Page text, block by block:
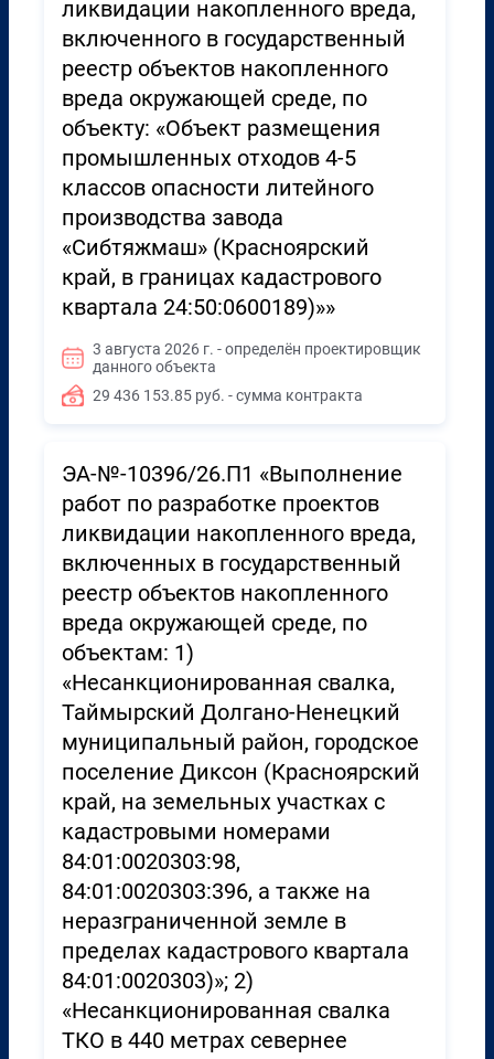
ликвидации накопленного вреда,
включенного в государственный
реестр объектов накопленного
вреда окружающей среде, по
объекту: «Объект размещения
промышленных отходов 4-5
классов опасности литейного
производства завода
«Сибтяжмаш» (Красноярский
край, в границах кадастрового
квартала 24:50:0600189)»»
3 августа 2026 г. - определён проектировщик
данного объекта
29 436 153.85 руб. - сумма контракта
ЭА-№-10396/26.П1 «Выполнение
работ по разработке проектов
ликвидации накопленного вреда,
включенных в государственный
реестр объектов накопленного
вреда окружающей среде, по
объектам: 1)
«Несанкционированная свалка,
Таймырский Долгано-Ненецкий
муниципальный район, городское
поселение Диксон (Красноярский
край, на земельных участках с
кадастровыми номерами
84:01:0020303:98,
84:01:0020303:396, а также на
неразграниченной земле в
пределах кадастрового квартала
84:01:0020303)»; 2)
«Несанкционированная свалка
ТКО в 440 метрах севернее